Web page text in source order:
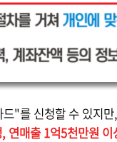
"를 신청할 수 있지
연매출 1억5천만원